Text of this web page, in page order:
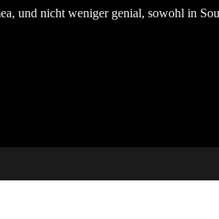
und nicht weniger genial, sowohl in